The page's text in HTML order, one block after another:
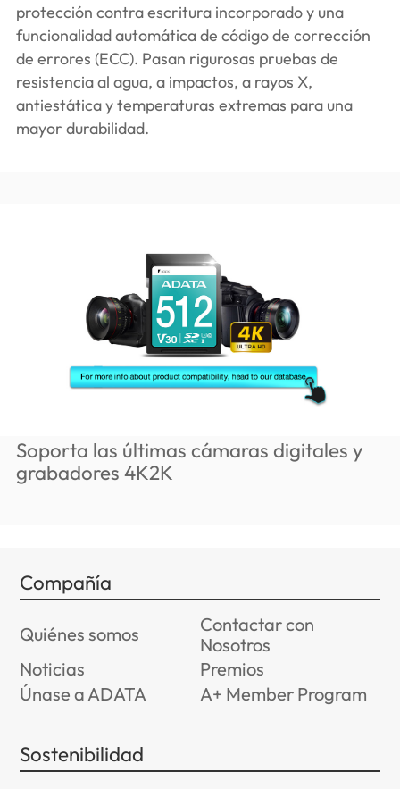
protección contra escritura incorporado y una
funcionalidad automática de código de corrección
de errores (ECC). Pasan rigurosas pruebas de
resistencia al agua, a impactos, a rayos X,
antiestática y temperaturas extremas para una
mayor durabilidad.
Soporta las últimas cámaras digitales y
grabadores 4K2K
Compañía
Quiénes somos
Contactar con
Nosotros
Noticias
Premios
Únase a ADATA
A+ Member Program
Sostenibilidad